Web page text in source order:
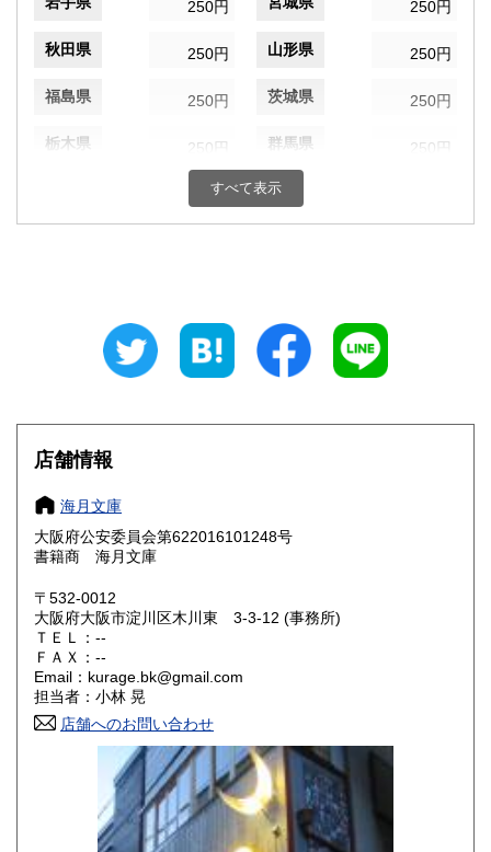
250円 250円
秋田県 250円 山形県 250円
福島県 250円 茨城県 250円
栃木県 250円 群馬県 250円
250円 千葉県
250円 福井県
250円 長野県
岐阜県 250円 静岡県 250円
愛知県
滋賀県
大阪府
奈良県 250円 和歌山県
鳥取県
岡山県
250円 徳島県
250円 愛媛県
すべて表示
店舗情報
海月文庫
大阪府公安委員会第622016101248号
書籍商 海月文庫
〒532-0012
大阪府大阪市淀川区木川東 3-3-12 (事務所)
ＴＥＬ：--
ＦＡＸ：--
Email：kurage.bk@gmail.com
担当者：小林 晃
店舗へのお問い合わせ